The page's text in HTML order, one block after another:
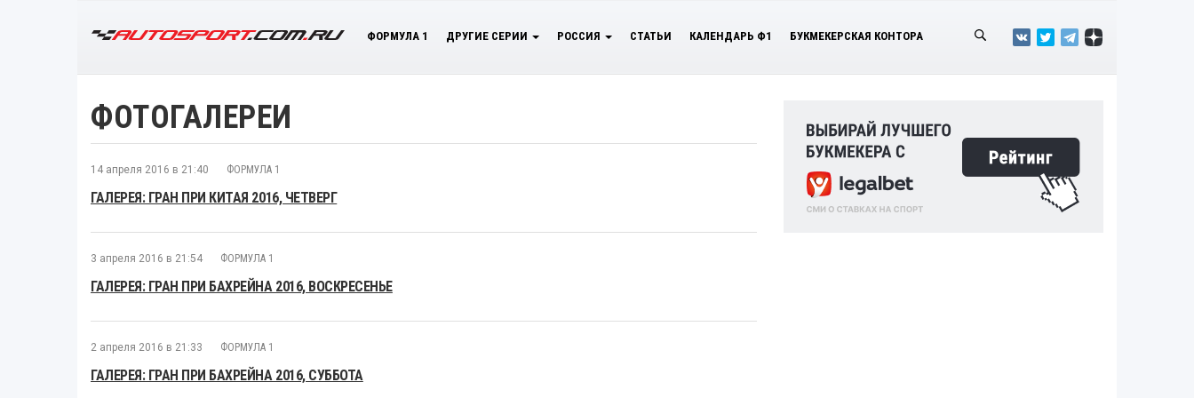
ФОРМУЛА 1 ДРУГИЕ СЕРИИ РОССИЯ СТАТЬИ КАЛЕНДАРЬ Ф1 БУКМЕКЕРСКАЯ КОНТОРА
ФОТОГАЛЕРЕИ
14 апреля 2016 в 21:40 ФОРМУЛА 1
ГАЛЕРЕЯ: ГРАН ПРИ КИТАЯ 2016, ЧЕТВЕРГ
3 апреля 2016 в 21:54 ФОРМУЛА 1
ГАЛЕРЕЯ: ГРАН ПРИ БАХРЕЙНА 2016, ВОСКРЕСЕНЬЕ
2 апреля 2016 в 21:33 ФОРМУЛА 1
ГАЛЕРЕЯ: ГРАН ПРИ БАХРЕЙНА 2016, СУББОТА